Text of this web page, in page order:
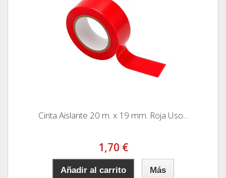
Cinta Aislante 20 m. x 19 mm. Roja Uso...
1,70 €
Añadir al carrito Más